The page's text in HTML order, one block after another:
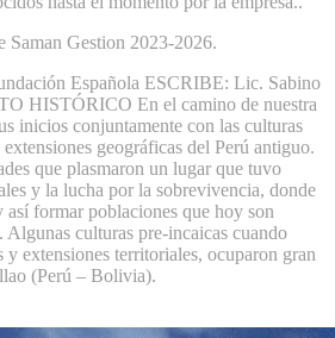
Gestion 2023-2026.
Española ESCRIBE: Lic. Sabino
HISTÓRICO En el camino de nuestra
inicios conjuntamente con las culturas
geográficas del Perú antiguo.
que plasmaron un lugar que tuvo
y la lucha por la sobrevivencia, donde
así formar poblaciones que hoy son
culturas pre-incaicas cuando
y extensiones territoriales, ocuparon gran
(Perú – Bolivia).